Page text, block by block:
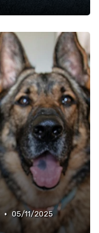
• 05/11/2025